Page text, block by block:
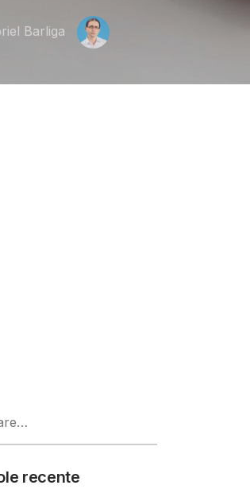
Barliga
te poți testa
recente